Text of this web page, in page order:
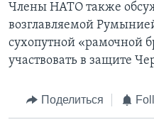
Члены НАТО также
возглавляемой
сухопутной «рамочной
участвовать в защите
Поделиться